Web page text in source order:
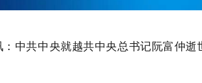
：中共中央就越共中央总书记阮富仲逝